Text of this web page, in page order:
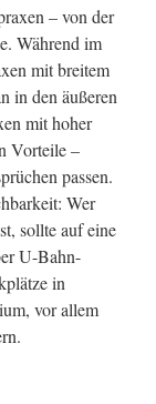
– von der
Während im
mit breitem
in den äußeren
mit hoher
Vorteile –
passen.
Wer
sollte auf eine
U-Bahn-
in
vor allem